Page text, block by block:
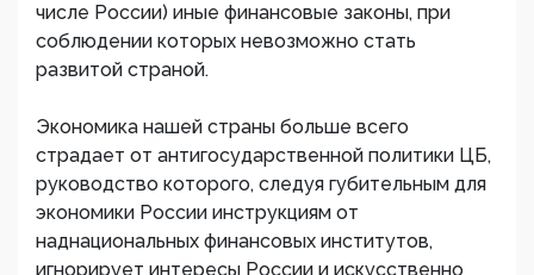
числе России) иные финансовые законы, при
соблюдении которых невозможно стать
развитой страной.
Экономика нашей страны больше всего
страдает от антигосударственной политики ЦБ,
руководство которого, следуя губительным для
экономики России инструкциям от
наднациональных финансовых институтов,
игнорирует интересы России и искусственно